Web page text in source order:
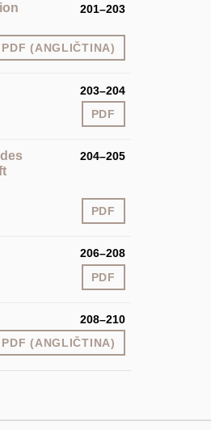
201–203
PDF (ANGLIČTINA)
203–204
PDF
204–205
PDF
206–208
PDF
208–210
PDF (ANGLIČTINA)